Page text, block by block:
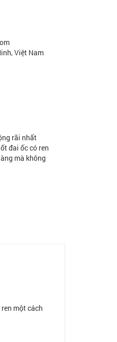
Việt Nam
rãi nhất
đai ốc có ren
mà không
một cách